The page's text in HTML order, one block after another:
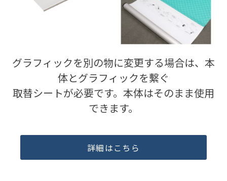
グラフィックを別の物に変更する場合は、本
体とグラフィックを繫ぐ
取替シートが必要です。本体はそのまま使用
できます。
詳細はこちら